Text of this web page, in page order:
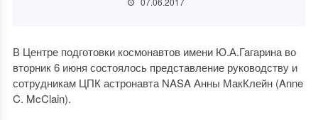
В Центре подготовки космонавтов имени Ю.А.Гагарина во
вторник 6 июня состоялось представление руководству и
сотрудникам ЦПК астронавта NASA Анны МакКлейн (Anne
C. McClain).